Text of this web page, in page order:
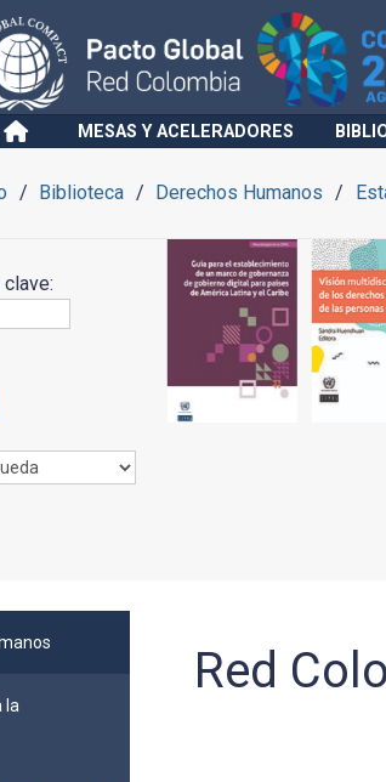
MESAS Y ACELERADORES
Biblioteca Derechos Humanos
la
Red